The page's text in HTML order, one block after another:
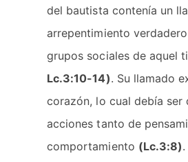
del bautista contenía un
arrepentimiento
grupos sociales de aquel
Lc.3:10-14). Su llamado
corazón, lo cual debía
acciones tanto de
comportamiento (Lc.3:8).